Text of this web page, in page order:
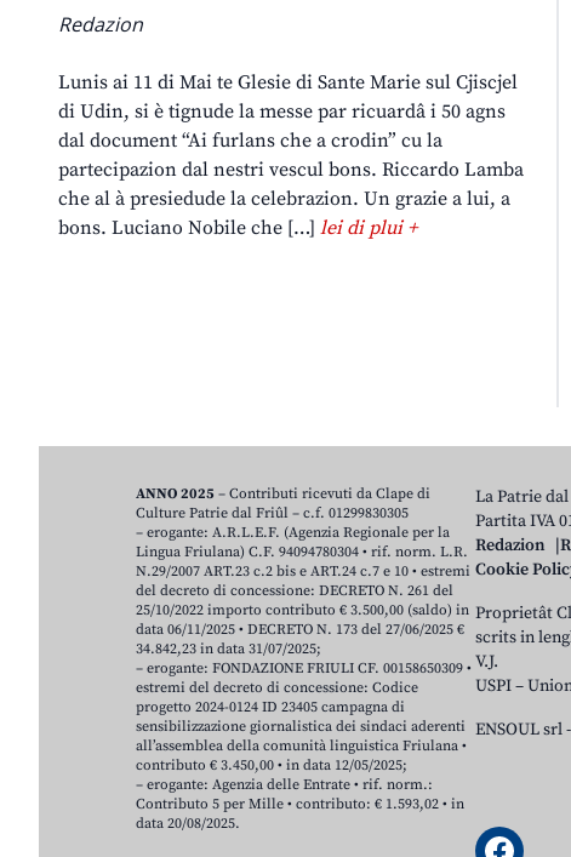
Redazion
Lunis ai 11 di Mai te Glesie di Sante Marie sul Cjiscjel
di Udin, si è tignude la messe par ricuardâ i 50 agns
dal document “Ai furlans che a crodin” cu la
partecipazion dal nestri vescul bons. Riccardo Lamba
che al à presiedude la celebrazion. Un grazie a lui, a
bons. Luciano Nobile che […] lei di plui +
La Patrie
Partita IVA
Redazion
Cookie
Proprietât
scrits in
V.J.
USPI –
ENSOUL srl-
ANNO 2025 – Contributi ricevuti da Clape di
Culture Patrie dal Friûl – c.f. 01299830305
– erogante: A.R.L.E.F. (Agenzia Regionale per la
Lingua Friulana) C.F. 94094780304 • rif. norm. L.R.
N.29/2007 ART.23 c.2 bis e ART.24 c.7 e 10 • estremi
del decreto di concessione: DECRETO N. 261 del
25/10/2022 importo contributo € 3.500,00 (saldo) in
data 06/11/2025 • DECRETO N. 173 del 27/06/2025 €
34.842,23 in data 31/07/2025;
– erogante: FONDAZIONE FRIULI CF. 00158650309 •
estremi del decreto di concessione: Codice
progetto 2024-0124 ID 23405 campagna di
sensibilizzazione giornalistica dei sindaci aderenti
all’assemblea della comunità linguistica Friulana •
contributo € 3.450,00 • in data 12/05/2025;
– erogante: Agenzia delle Entrate • rif. norm.:
Contributo 5 per Mille • contributo: € 1.593,02 • in
data 20/08/2025.